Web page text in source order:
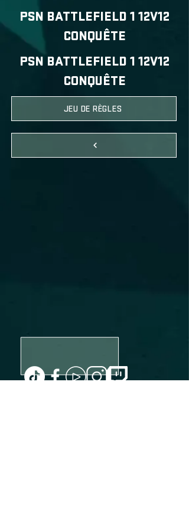
PSN BATTLEFIELD 1 12V12
CONQUÊTE
PSN BATTLEFIELD 1 12V12
CONQUÊTE
JEU DE RÈGLES